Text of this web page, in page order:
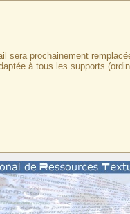
prochainement
à tous les supports